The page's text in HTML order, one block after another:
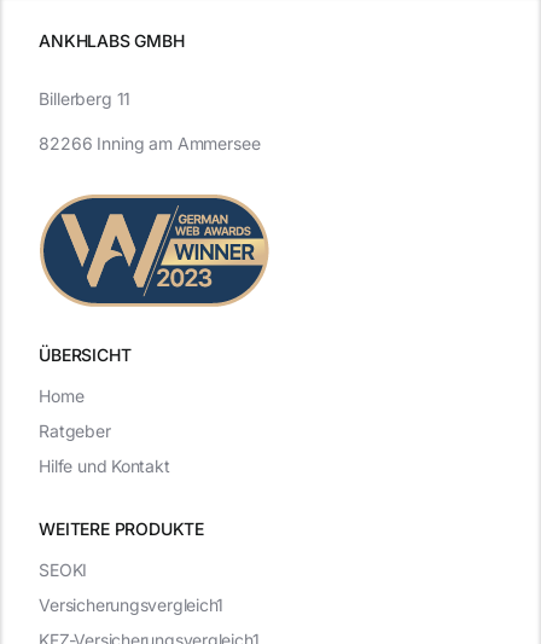
ANKHLABS GMBH
ÜBERSICHT
WEITERE PRODUKTE
Billerberg 11
82266 Inning am Ammersee
SEOKI
Versicherungsvergleich1
KFZ-Versicherungsvergleich1
Home
Ratgeber
Hilfe und Kontakt